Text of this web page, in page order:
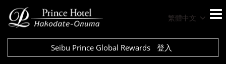
繁體中文
Seibu Prince Global Rewards 登入